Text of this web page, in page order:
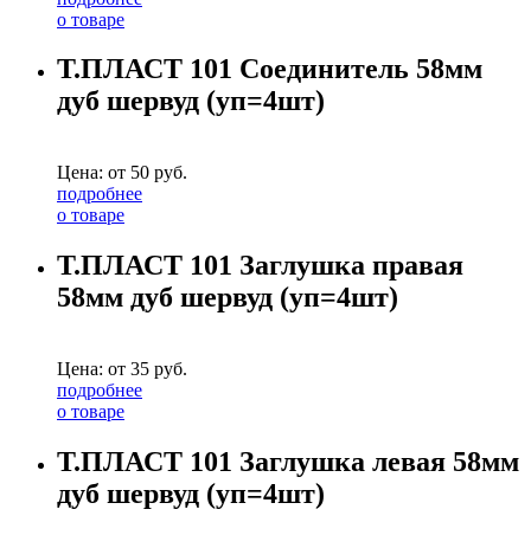
о товаре
Т.ПЛАСТ 101 Соединитель 58мм
дуб шервуд (уп=4шт)
Цена: от 50 руб.
подробнее
о товаре
Т.ПЛАСТ 101 Заглушка правая
58мм дуб шервуд (уп=4шт)
Цена: от 35 руб.
подробнее
о товаре
Т.ПЛАСТ 101 Заглушка левая 58мм
дуб шервуд (уп=4шт)